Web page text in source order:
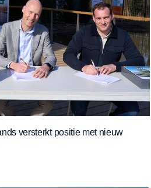
versterkt positie met nieuw